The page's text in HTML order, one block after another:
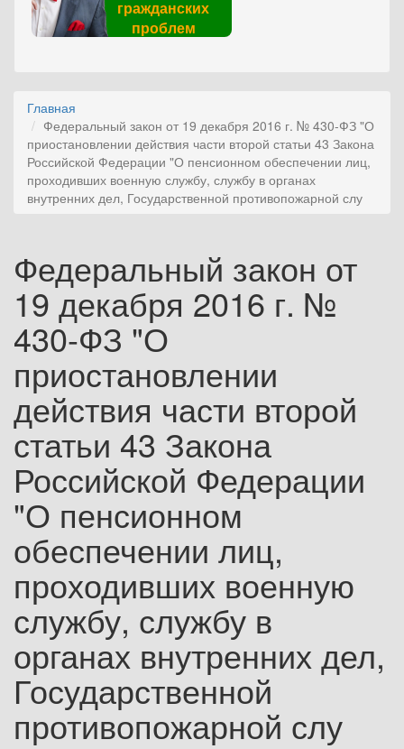
гражданских
проблем
Главная
Федеральный закон от 19 декабря 2016 г. № 430-ФЗ "О
приостановлении действия части второй статьи 43 Закона
Российской Федерации "О пенсионном обеспечении лиц,
проходивших военную службу, службу в органах
внутренних дел, Государственной противопожарной слу
Федеральный закон от
19 декабря 2016 г. №
430-ФЗ "О
приостановлении
действия части второй
статьи 43 Закона
Российской Федерации
"О пенсионном
обеспечении лиц,
проходивших военную
службу, службу в
органах внутренних дел,
Государственной
противопожарной слу